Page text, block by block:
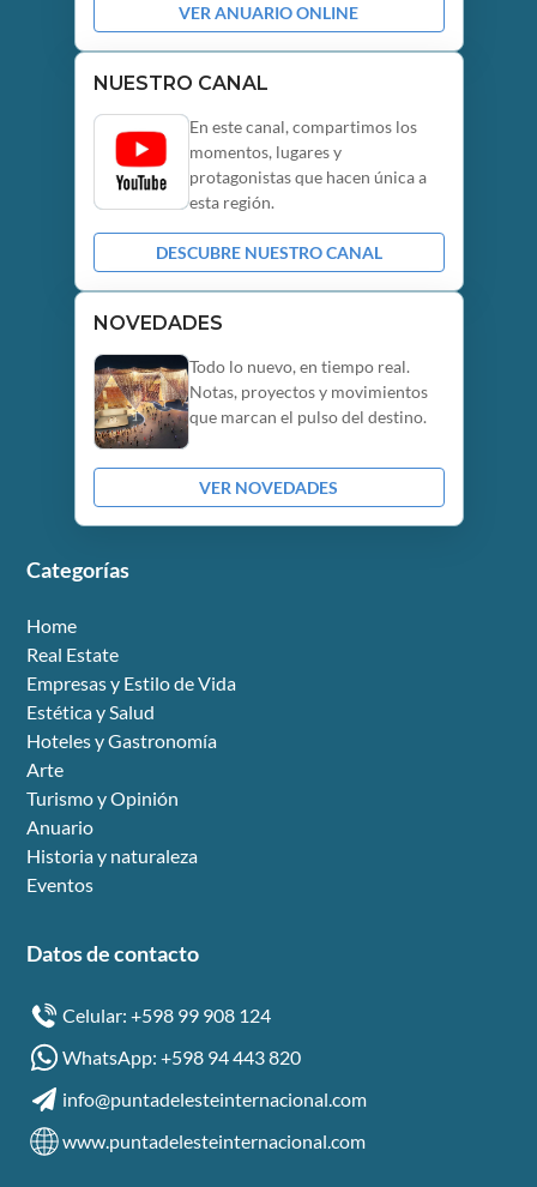
VER ANUARIO ONLINE
NUESTRO CANAL
En este canal, compartimos los
momentos, lugares y
protagonistas que hacen única a
esta región.
DESCUBRE NUESTRO CANAL
NOVEDADES
Todo lo nuevo, en tiempo real.
Notas, proyectos y movimientos
que marcan el pulso del destino.
VER NOVEDADES
Categorías
Home
Real Estate
Empresas y Estilo de Vida
Estética y Salud
Hoteles y Gastronomía
Arte
Turismo y Opinión
Anuario
Historia y naturaleza
Eventos
Datos de contacto
Celular: +598 99 908 124
WhatsApp: +598 94 443 820
info@puntadelesteinternacional.com
www.puntadelesteinternacional.com